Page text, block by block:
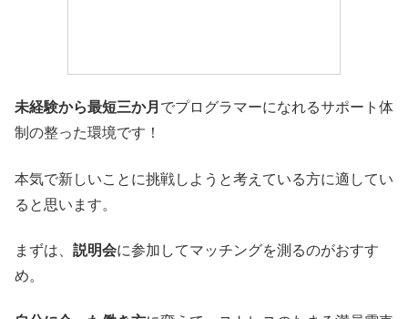
未経験から最短三か月 でプログラマーになれるサポート体
制の整った環境です！
本気で新しいことに挑戦しようと考えている方に適してい
ると思います。
まずは、 説明会に参加してマッチングを測るのがおすす
め。